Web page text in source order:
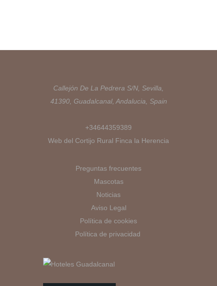
Callejón De La Pedrera S/N, Sevilla,
41390, Guadalcanal, Andalucia, Spain
+34644359389
Web del Cortijo Rural Finca la Herencia
Preguntas frecuentes
Mascotas
Noticias
Aviso Legal
Política de cookies
Política de privacidad